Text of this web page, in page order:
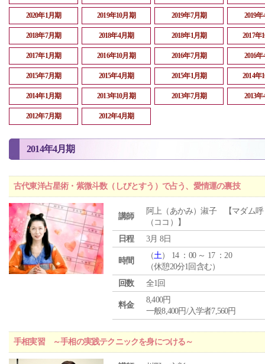
2020年1月期 2019年10月期 2019年7月期 2019
2018年7月期 2018年4月期 2018年1月期 2017年
2017年1月期 2016年10月期 2016年7月期 2016
2015年7月期 2015年4月期 2015年1月期 2014年
2014年1月期 2013年10月期 2013年7月期 2013
2012年7月期 2012年4月期
2014年4月期
古代東洋占星術・紫微斗数（しびとすう）で占う、愛情運の裏技
講師
阿上（あかみ）淑子 【マダム呼
（ココ）】
日程
3月 8日
時間
（土） 14 ：00 ～ 17 ：20
（休憩20分1回含む）
回数
全1回
料金
8,400円
一般8,400円/入学者7,560円
手相実習 ～手相の実践テクニックを身につける～